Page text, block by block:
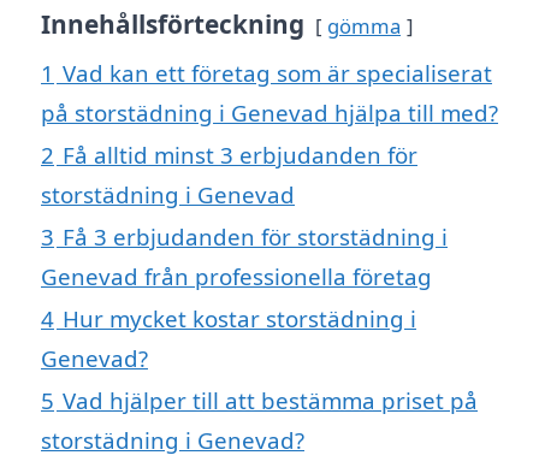
Innehållsförteckning gömma
1 Vad kan ett företag som är specialiserat
på storstädning i Genevad hjälpa till med?
2 Få alltid minst 3 erbjudanden för
storstädning i Genevad
3 Få 3 erbjudanden för storstädning i
Genevad från professionella företag
4 Hur mycket kostar storstädning i
Genevad?
5 Vad hjälper till att bestämma priset på
storstädning i Genevad?